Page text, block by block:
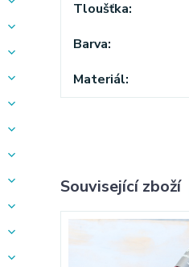
Tloušťka
Barva
Materiál
Související zboží